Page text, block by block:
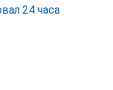
24 часа